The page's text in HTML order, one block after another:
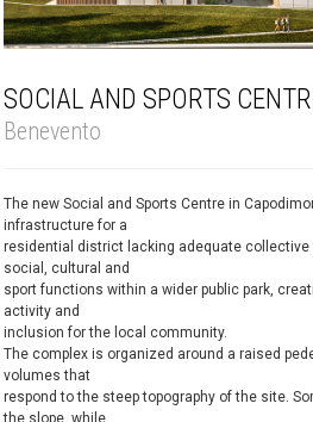
SOCIAL AND SPORTS
Benevento
The new Social and Sports Centre in
infrastructure for a
residential district lacking adequate
social, cultural and
sport functions within a wider public park,
activity and
inclusion for the local community.
The complex is organized around a raised
volumes that
respond to the steep topography of the site.
the slope, while